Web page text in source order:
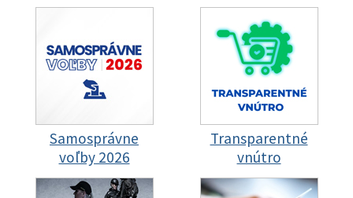
Samosprávne
voľby 2026
Transparentné
vnútro